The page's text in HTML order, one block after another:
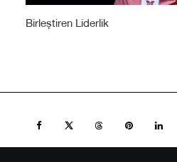
Birleştiren Liderlik